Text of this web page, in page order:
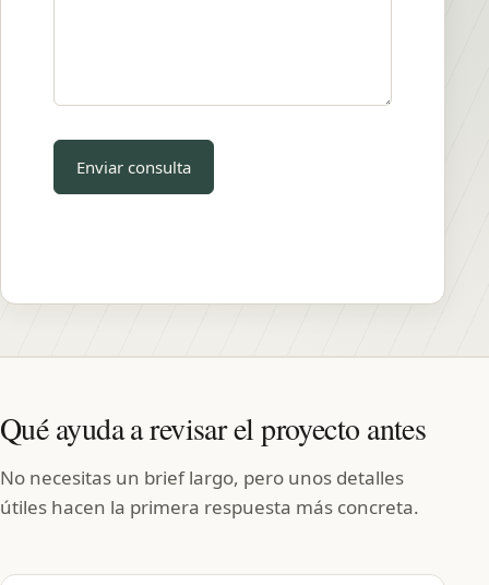
Qué ayuda a revisar el proyecto antes
No necesitas un brief largo, pero unos detalles
útiles hacen la primera respuesta más concreta.